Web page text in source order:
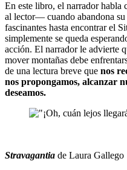
En este libro, el narrador habla
al lector— cuando abandona
fascinantes hasta encontrar el
simplemente se queda
acción. El narrador le advierte
mover montañas debe
de una lectura breve que nos
nos propongamos, alcanzar
deseamos.
Stravagantia de Laura Gallego